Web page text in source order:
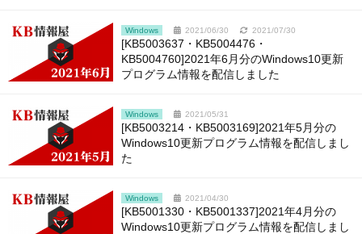
Windows 2021/06/30 2021/07/30
[KB5003637・KB5004476・
KB5004760]2021年6月分のWindows10更新
プログラム情報を配信しました
Windows 2021/05/31
[KB5003214・KB5003169]2021年5月分の
Windows10更新プログラム情報を配信しまし
た
Windows 2021/04/30
[KB5001330・KB5001337]2021年4月分の
Windows10更新プログラム情報を配信しまし